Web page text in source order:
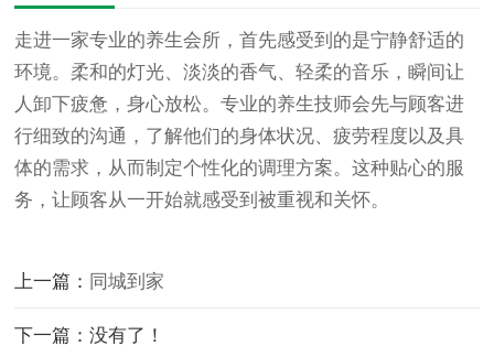
走进一家专业的养生会所，首先感受到的是宁静舒适的
环境。柔和的灯光、淡淡的香气、轻柔的音乐，瞬间让
人卸下疲惫，身心放松。专业的养生技师会先与顾客进
行细致的沟通，了解他们的身体状况、疲劳程度以及具
体的需求，从而制定个性化的调理方案。这种贴心的服
务，让顾客从一开始就感受到被重视和关怀。
上一篇： 同城到家
下一篇：没有了！